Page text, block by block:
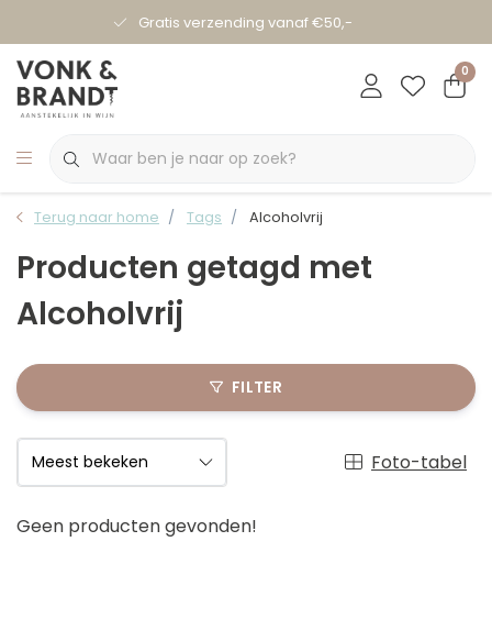
Gratis verzending vanaf €50,-
0
Terug naar home Tags Alcoholvrij
Producten getagd met
Alcoholvrij
FILTER
Foto-tabel
Geen producten gevonden!